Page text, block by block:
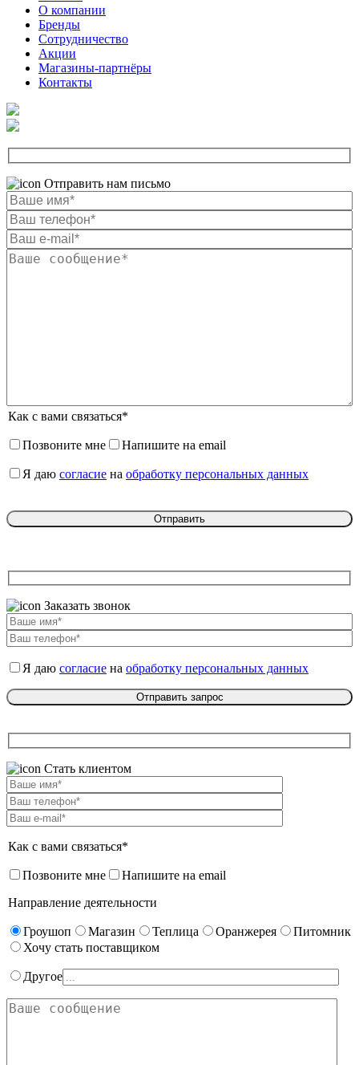
О компании
Бренды
Сотрудничество
Акции
Магазины-партнёры
Контакты
Отправить нам письмо
Как с вами связаться*
Позвоните мне Напишите на email
Я даю согласие на обработку персональных данных
Заказать звонок
Я даю согласие на обработку персональных данных
Стать клиентом
Как с вами связаться*
Позвоните мне
Напишите на email
Направление деятельности
Гроушоп Магазин Теплица Оранжерея
Питомник
Хочу стать поставщиком
Другое